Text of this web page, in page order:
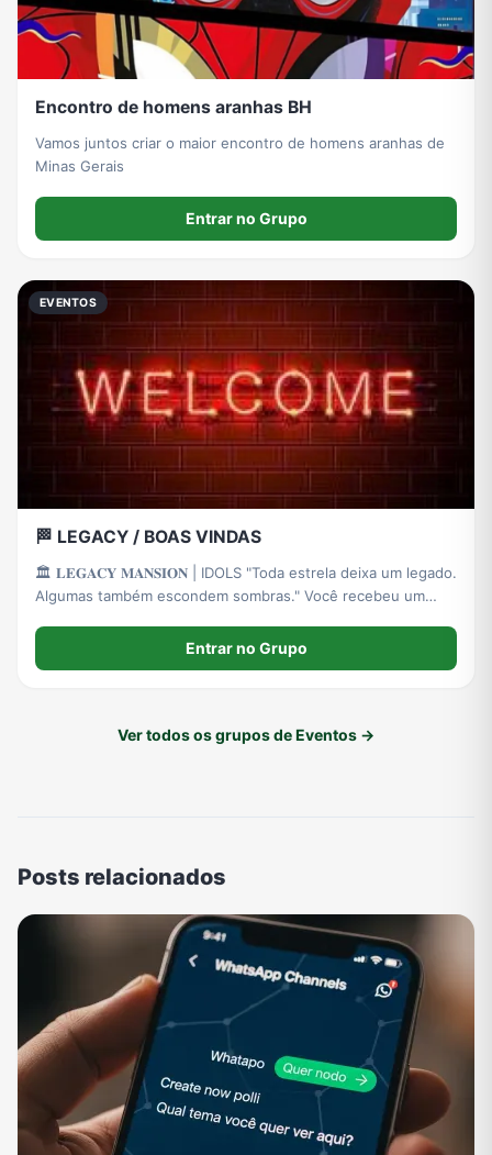
Encontro de homens aranhas BH
Vamos juntos criar o maior encontro de homens aranhas de
Minas Gerais
Entrar no Grupo
EVENTOS
🏁 LEGACY / BOAS VINDAS
🏛️ 𝐋𝐄𝐆𝐀𝐂𝐘 𝐌𝐀𝐍𝐒𝐈𝐎𝐍 | IDOLS "Toda estrela deixa um legado.
Algumas também escondem sombras." Você recebeu um
para um dos projetos mais exclusivos da indústria do
entretenimento.
Entrar no Grupo
Ver todos os grupos de Eventos →
Posts relacionados